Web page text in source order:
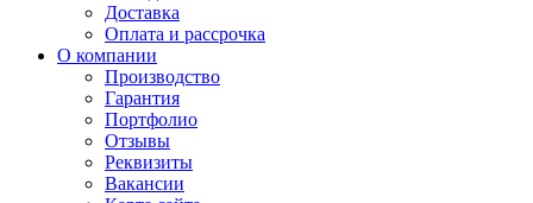
Доставка
Оплата и рассрочка
О компании
Производство
Гарантия
Портфолио
Отзывы
Реквизиты
Вакансии